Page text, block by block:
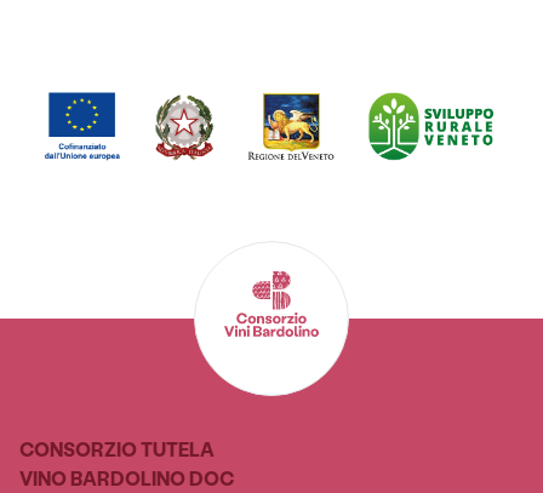
CONSORZIO TUTELA
VINO BARDOLINO DOC